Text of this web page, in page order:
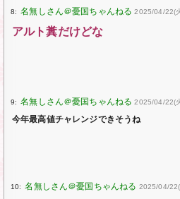
8: 2025/04/22(
アルト糞だけどな
9: 2025/04/22(
今年最高値チャレンジできそうね
10: 2025/04/